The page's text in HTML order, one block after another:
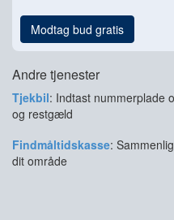
Modtag bud gratis
Andre tjenester
Tjekbil: Indtast nummerplade
og restgæld
Findmåltidskasse:
dit område